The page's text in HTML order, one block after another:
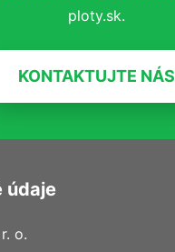
ploty.sk.
KONTAKTUJTE NÁS
údaje
o.